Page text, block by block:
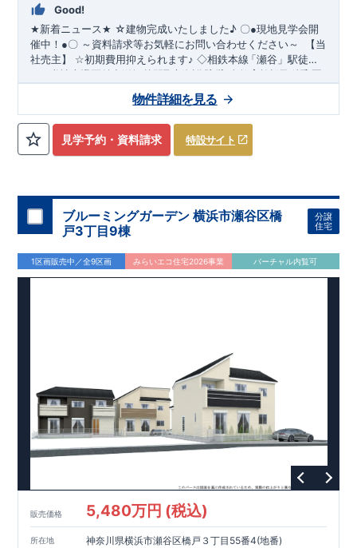
Good!
★新着ニュース★ ☆建物完成いたしました♪ 〇●現地見学会開
催中！ ●〇 ～資料請求等お気軽にお問い合わせください～
【当
社売主】
☆初期費用抑えられます♪ ◇相鉄本線「瀬谷 」駅徒歩
​
◇都内へのアクセス良好使い勝手の良い多彩な間取り
・開放感を演出するスタイリッシュな間取り
上げ天井】
ります（5号棟） 【吹き抜け天井】 ◇実際に生活した時に便利
◇ ・ちょっとした収納に
【収納スペース・各居室クローゼット
躍！【浴室乾燥暖房機】
≪ ブルーミングガーデンのこ だ
設』住宅性能評価‥‥評価を受けた図面通りに施工されている
か、建設までに計 4 回チェックが行われます。 ・図面や書類上
だけでなく、「現場の施工状況」を検査した上で、品質を保証
しております。
だからこそ、お客様の安心に繋がります。 ・設計、施工、営業
が協力しあい、最良のプランをご提供いたします。 ・不要な中
スマートフォンで見やすい特設サイトはこちら
https://www.e-blooming.com/bukken/51775003/
見学予約・資料請求 特設サイト
物件詳細を見る
ブルーミングガーデン 横浜市瀬谷区橋
戸3丁目9棟
分譲
住宅
1区画販売中／全9区画 みらいエコ住宅2026事業 バーチャル内覧可
販売価格 5,480万円 (税込)
所在地 神奈川県横浜市瀬谷区橋戸３丁目55番4(地番)